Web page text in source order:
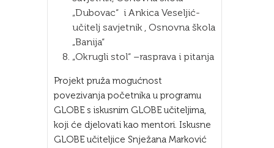
„Dubovac“ i Ankica Veseljić-
učitelj savjetnik , Osnovna škola
„Banija“
„Okrugli stol“ –rasprava i pitanja
Projekt pruža mogućnost
povezivanja početnika u programu
GLOBE s iskusnim GLOBE učiteljima,
koji će djelovati kao mentori. Iskusne
GLOBE učiteljice Snježana Marković